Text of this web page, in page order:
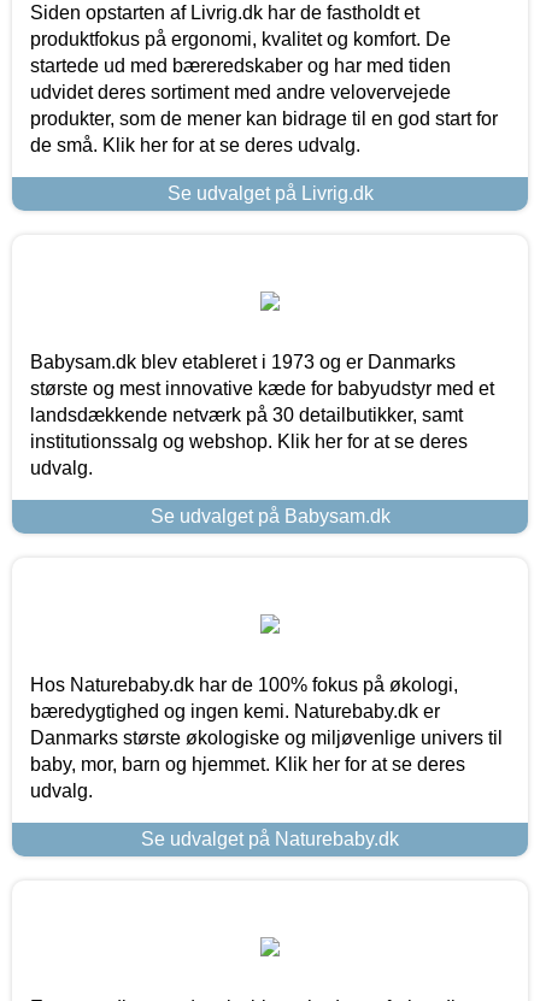
Siden opstarten af Livrig.dk har de fastholdt et
produktfokus på ergonomi, kvalitet og komfort. De
startede ud med bæreredskaber og har med tiden
udvidet deres sortiment med andre velovervejede
produkter, som de mener kan bidrage til en god start for
de små. Klik her for at se deres udvalg.
Se udvalget på Livrig.dk
Babysam.dk blev etableret i 1973 og er Danmarks
største og mest innovative kæde for babyudstyr med et
landsdækkende netværk på 30 detailbutikker, samt
institutionssalg og webshop. Klik her for at se deres
udvalg.
Se udvalget på Babysam.dk
Hos Naturebaby.dk har de 100% fokus på økologi,
bæredygtighed og ingen kemi. Naturebaby.dk er
Danmarks største økologiske og miljøvenlige univers til
baby, mor, barn og hjemmet. Klik her for at se deres
udvalg.
Se udvalget på Naturebaby.dk